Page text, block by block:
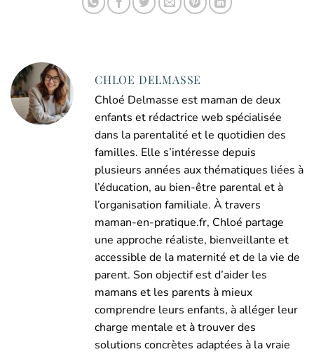
CHLOE DELMASSE
Chloé Delmasse est maman de deux
enfants et rédactrice web spécialisée
dans la parentalité et le quotidien des
familles. Elle s’intéresse depuis
plusieurs années aux thématiques liées à
l’éducation, au bien-être parental et à
l’organisation familiale. À travers
maman-en-pratique.fr, Chloé partage
une approche réaliste, bienveillante et
accessible de la maternité et de la vie de
parent. Son objectif est d’aider les
mamans et les parents à mieux
comprendre leurs enfants, à alléger leur
charge mentale et à trouver des
solutions concrètes adaptées à la vraie